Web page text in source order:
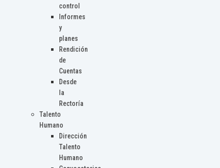
control
Informes
y
planes
Rendición
de
Cuentas
Desde
la
Rectoría
Talento
Humano
Dirección
Talento
Humano